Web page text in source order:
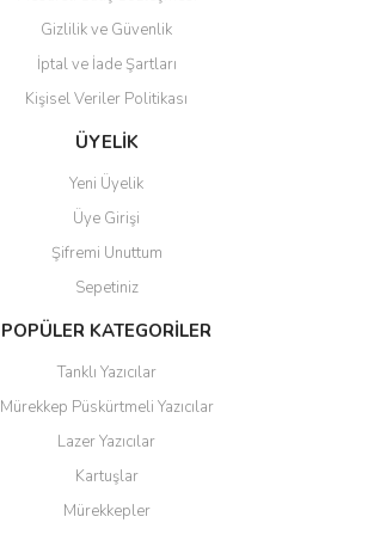
Gönder
Gizlilik ve Güvenlik
İptal ve İade Şartları
Kişisel Veriler Politikası
ÜYELİK
Yeni Üyelik
Üye Girişi
Şifremi Unuttum
Sepetiniz
POPÜLER KATEGORİLER
Tanklı Yazıcılar
Mürekkep Püskürtmeli Yazıcılar
Lazer Yazıcılar
Kartuşlar
Mürekkepler